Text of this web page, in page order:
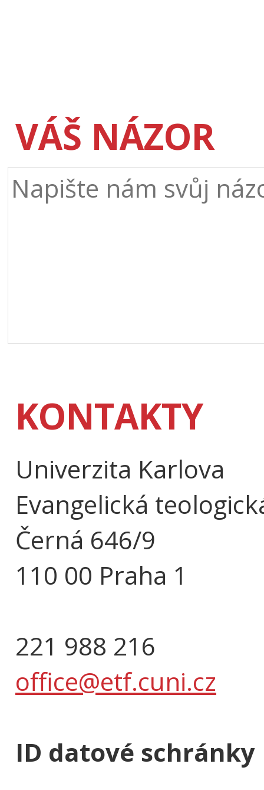
VÁŠ NÁZOR
KONTAKTY
Univerzita Karlova
Evangelická
Černá 646/9
110 00 Praha 1
221 988 216
office@etf.cuni.cz
ID datové schránky